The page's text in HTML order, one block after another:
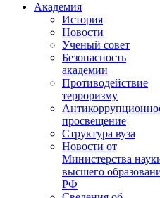
Академия
История
Новости
Ученый совет
Безопасность
академии
Противодействие
терроризму
просвещение
Структура вуза
Новости от
Министерства
высшего
РФ